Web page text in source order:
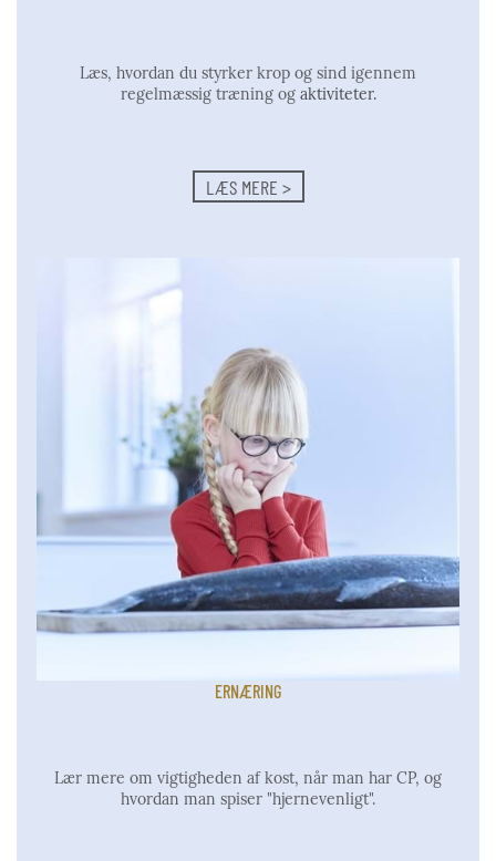
Læs, hvordan du styrker krop og sind igennem
regelmæssig træning ogaktiviteter.
LÆS MERE >
ERNÆRING
Lær mere om vigtigheden af kost, når man har CP, og
hvordan man spiser "hjernevenligt".